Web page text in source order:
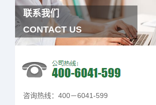
联系我们
CONTACT US
咨询热线： 400－6041-599